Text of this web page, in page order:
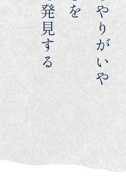
- 採用フロー
Interview
社員インタビュー
Entry